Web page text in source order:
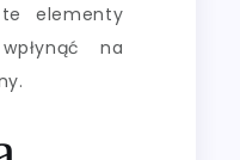
elementy
na